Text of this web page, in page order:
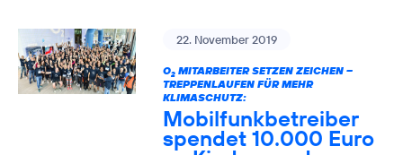
22. November 2019
O2MITARBEITER SETZEN ZEICHEN –
TREPPENLAUFEN FÜR MEHR
KLIMASCHUTZ:
Mobilfunkbetreiber
spendet 10.000 Euro